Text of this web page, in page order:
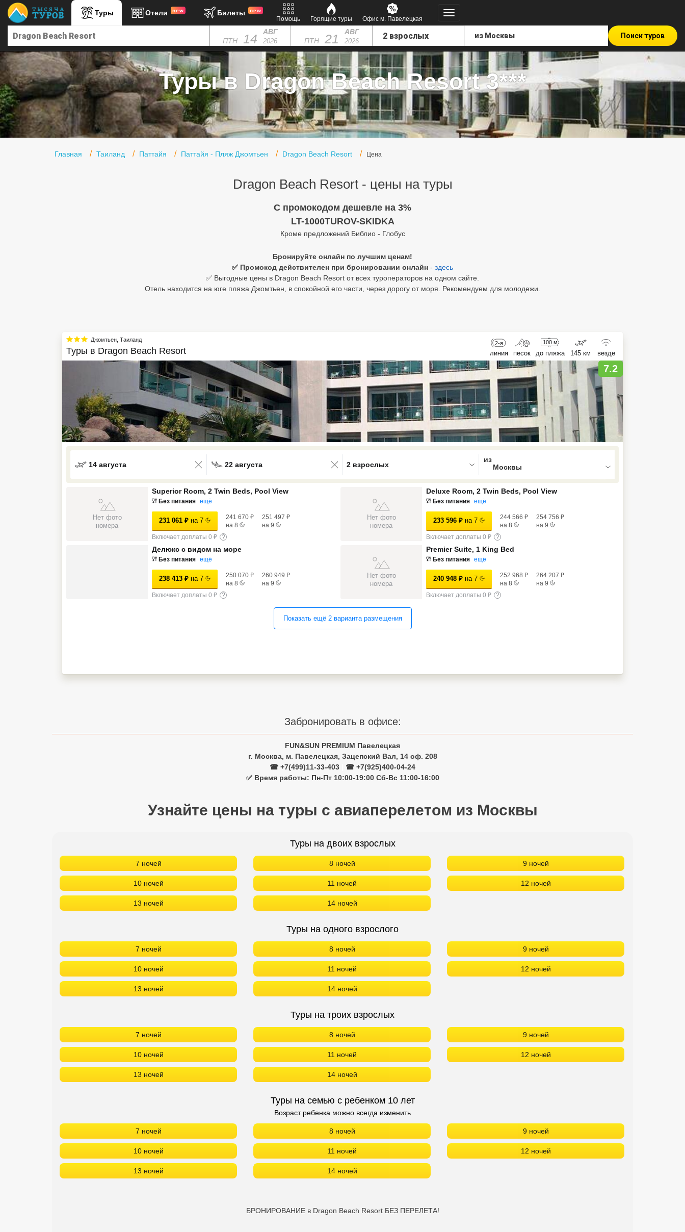
Туры Отели new Билеты new
Помощь Горящие туры Офис м. Павелецкая
ПТН 14 АВГ
2026 ПТН 21 АВГ
2026
Поиск туров
Туры в Dragon Beach Resort 3***
Главная Таиланд Паттайя Паттайя - Пляж Джомтьен Dragon Beach Resort Цена
Dragon Beach Resort - цены на туры
C промокодом дешевле на 3%
LT-1000TUROV-SKIDKA
Кроме предложений Библио - Глобус
Бронируйте онлайн по лучшим ценам!
✅ Промокод действителен при бронировании онлайн - здесь
✅ Выгодные цены в Dragon Beach Resort от всех туроператоров на одном сайте.
Отель находится на юге пляжа Джомтьен, в спокойной его части, через дорогу от моря. Рекомендуем для молодежи.
Джомтьен, Таиланд
Туры в Dragon Beach Resort
2-я
линия песок
100 м
до пляжа 145 км везде
7.2
14 августа 22 августа
0 results available. Select is focused , press Down to open the menu,
2 взрослых
Нет фото
номера
Superior Room, 2 Twin Beds, Pool View
Без питания ещё
231 061 ₽ на 7 241 670 ₽
на 8
251 497 ₽
на 9
Включает доплаты 0 ₽
?
Нет фото
номера
Deluxe Room, 2 Twin Beds, Pool View
Без питания ещё
233 596 ₽ на 7 244 566 ₽
на 8
254 756 ₽
на 9
Включает доплаты 0 ₽
?
Делюкс с видом на море
Без питания ещё
238 413 ₽ на 7 250 070 ₽
на 8
260 949 ₽
на 9
Включает доплаты 0 ₽
?
Нет фото
номера
Premier Suite, 1 King Bed
Без питания ещё
240 948 ₽ на 7 252 968 ₽
на 8
264 207 ₽
на 9
Включает доплаты 0 ₽
?
Показать ещё 2 вариантаразмещения
Забронировать в офисе:
FUN&SUN PREMIUM Павелецкая
г. Москва, м. Павелецкая, Зацепский Вал, 14 оф. 208
☎ +7(499)11-33-403
☎ +7(925)400-04-24
✅ Время работы: Пн-Пт 10:00-19:00 Сб-Вс 11:00-16:00
Узнайте цены на туры с авиаперелетом из Москвы
Туры на двоих взрослых
7 ночей 8 ночей 9 ночей
10 ночей 11 ночей 12 ночей
13 ночей 14 ночей
Туры на одного взрослого
7 ночей 8 ночей 9 ночей
10 ночей 11 ночей 12 ночей
13 ночей 14 ночей
Туры на троих взрослых
7 ночей 8 ночей 9 ночей
10 ночей 11 ночей 12 ночей
13 ночей 14 ночей
Туры на семью с ребенком 10 лет
Возраст ребенка можно всегда изменить
7 ночей 8 ночей 9 ночей
10 ночей 11 ночей 12 ночей
13 ночей 14 ночей
БРОНИРОВАНИЕ в Dragon Beach Resort БЕЗ ПЕРЕЛЕТА!
Главная
Туры в Турцию
Туры в Египет
Туры в ОАЭ
Офис г. Москва
Сетевые отели ОАЭ
Сетевые отели Бали
Сетевые отели Сейшел
Сетевые отели Маврикия